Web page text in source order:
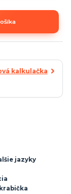
kalkulačka
jazyky